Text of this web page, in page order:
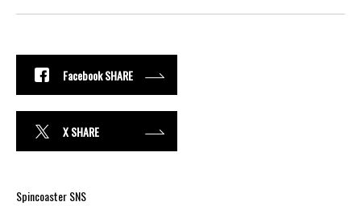
Facebook SHARE
X SHARE
Spincoaster SNS